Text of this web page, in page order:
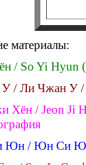
материалы:
/ So Yi Hyun
/ Ли Чжан У /
Хён / Jeon Ji
/ Юн Си Юн /